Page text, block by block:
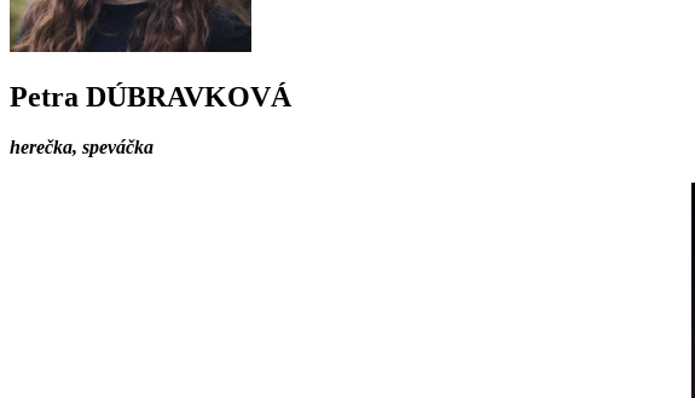
Petra DÚBRAVKOVÁ
herečka, speváčka